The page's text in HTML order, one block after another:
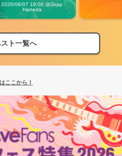
Carnival」
2026/08/07 19:00 @Zepp
Haneda
ト一覧へ
ここから！
上半期編発表！
ここから！
上半期編発表！